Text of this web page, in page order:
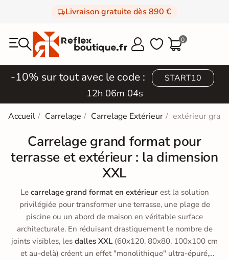
Livraison gratuite dès 890 €
  0
-10% sur tout avec le code : START10
12h 06m 01s
Accueil Carrelage Carrelage Extérieur extérieur
Carrelage grand format pour
terrasse et extérieur : la dimension
XXL
Le carrelage grand format en extérieurest la solution
privilégiée pour transformer une terrasse, une plage de
piscine ou un abord de maison en véritable surface
architecturale. En réduisant drastiquement le nombre de
joints visibles, les dalles XXL(60x120, 80x80, 100x100 cm
et au-delà) créent un effet "monolithique" ultra-épuré,